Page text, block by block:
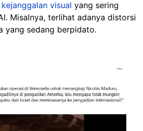
kejanggalan visual yang sering
Misalnya, terlihat adanya distorsi
yang sedang berpidato.